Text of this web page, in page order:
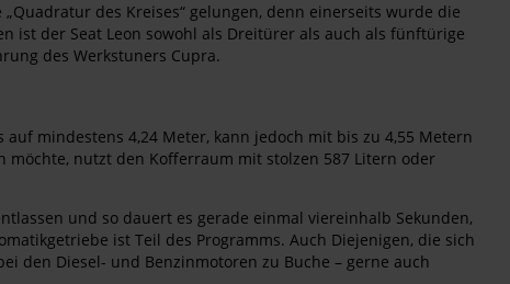
des Kreises“ gelungen, denn einerseits wurde die
ist der Seat Leon sowohl als Dreitürer als auch als fünftürige
des Werkstuners Cupra.
mindestens 4,24 Meter, kann jedoch mit bis zu 4,55 Metern
nutzt den Kofferraum mit stolzen 587 Litern oder
und so dauert es gerade einmal viereinhalb Sekunden,
ist Teil des Programms. Auch Diejenigen, die sich
den Diesel- und Benzinmotoren zu Buche – gerne auch